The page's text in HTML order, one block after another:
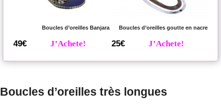
Boucles d’oreilles Banjara
49€ J’Achete!
Boucles d’oreilles goutte en nacre
25€ J’Achete!
Boucles d’oreilles très longues